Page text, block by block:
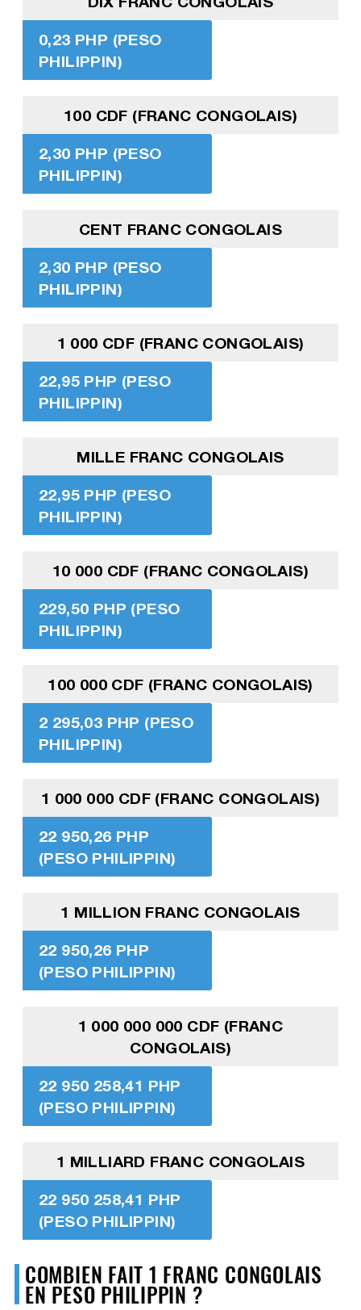
0,23 PHP (PESO
PHILIPPIN)
100 CDF (FRANC CONGOLAIS)
2,30 PHP (PESO
PHILIPPIN)
CENT FRANC CONGOLAIS
2,30 PHP (PESO
PHILIPPIN)
1 000 CDF (FRANC CONGOLAIS)
22,95 PHP (PESO
PHILIPPIN)
MILLE FRANC CONGOLAIS
22,95 PHP (PESO
PHILIPPIN)
10 000 CDF (FRANC CONGOLAIS)
229,50 PHP (PESO
PHILIPPIN)
100 000 CDF (FRANC CONGOLAIS)
2 295,03 PHP (PESO
PHILIPPIN)
1 000 000 CDF (FRANC CONGOLAIS)
22 950,26 PHP
(PESO PHILIPPIN)
1 MILLION FRANC CONGOLAIS
22 950,26 PHP
(PESO PHILIPPIN)
1 000 000 000 CDF (FRANC
CONGOLAIS)
22 950 258,41 PHP
(PESO PHILIPPIN)
1 MILLIARD FRANC CONGOLAIS
22 950 258,41 PHP
(PESO PHILIPPIN)
COMBIEN FAIT 1 FRANC CONGOLAIS
EN PESO PHILIPPIN ?